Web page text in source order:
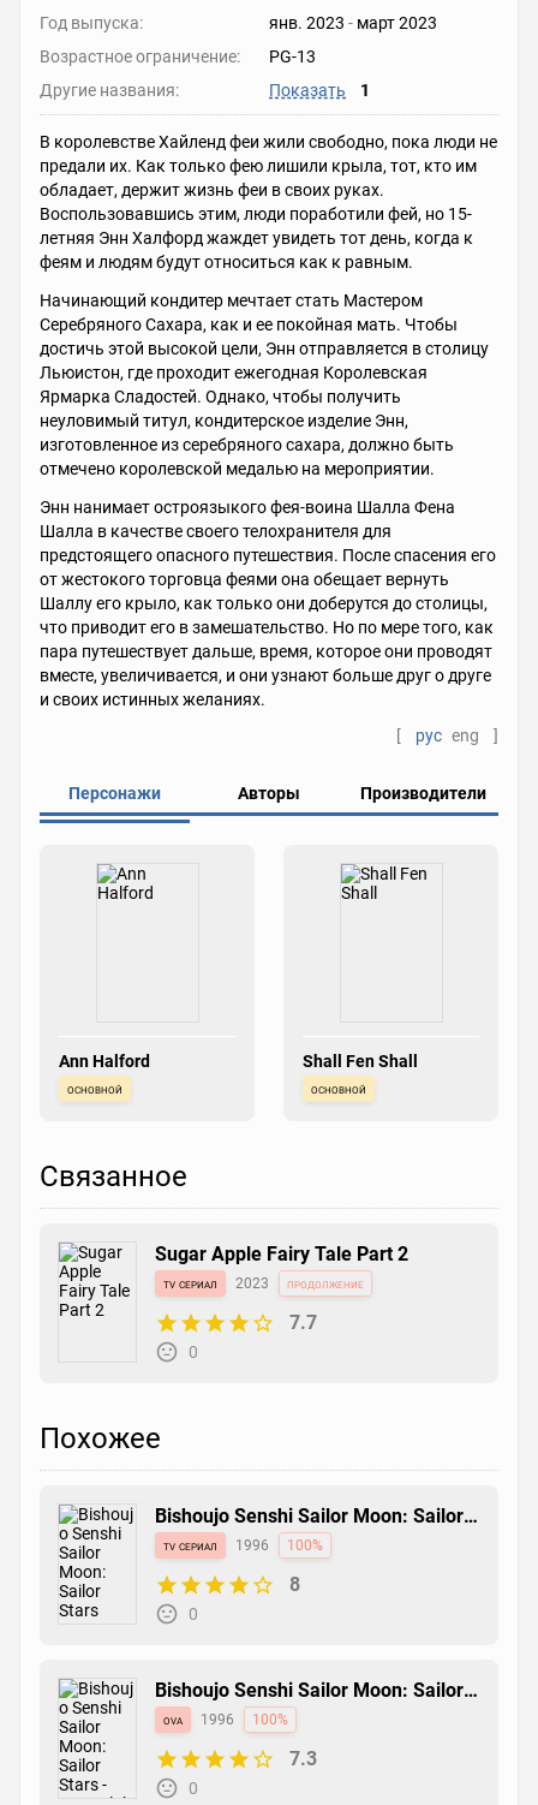
Год выпуска: янв. 2023 - март 2023
Возрастное ограничение:
PG-13
Другие названия:
Показать 1
В королевстве Хайленд феи жили свободно, пока люди не
предали их. Как только фею лишили крыла, тот, кто им
обладает, держит жизнь феи в своих руках.
Воспользовавшись этим, люди поработили фей, но 15-
летняя Энн Халфорд жаждет увидеть тот день, когда к
феям и людям будут относиться как к равным.
Начинающий кондитер мечтает стать Мастером
Серебряного Сахара, как и ее покойная мать. Чтобы
достичь этой высокой цели, Энн отправляется в столицу
Льюистон, где проходит ежегодная Королевская
Ярмарка Сладостей. Однако, чтобы получить
неуловимый титул, кондитерское изделие Энн,
изготовленное из серебряного сахара, должно быть
отмечено королевской медалью на мероприятии.
Энн нанимает остроязыкого фея-воина Шалла Фена
Шалла в качестве своего телохранителя для
предстоящего опасного путешествия. После спасения его
от жестокого торговца феями она обещает вернуть
Шаллу его крыло, как только они доберутся до столицы,
что приводит его в замешательство. Но по мере того, как
пара путешествует дальше, время, которое они проводят
вместе, увеличивается, и они узнают больше друг о друге
и своих истинных желаниях.
[
рус eng ]
Персонажи Авторы Производители
Ann Halford
основной
Shall Fen Shall
основной
Связанное
Sugar Apple Fairy Tale Part 2
tv сериал 2023 продолжение
7.7
0
Похожее
Bishoujo Senshi Sailor Moon: Sailor
Stars
tv сериал 1996 100%
8
0
Bishoujo Senshi Sailor Moon: Sailor
Stars - Hero Club
ova 1996 100%
7.3
0